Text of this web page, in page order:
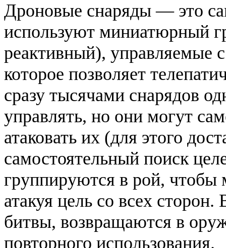
Дроновые снаряды — это
используют миниатюрный
реактивный), управляемые
которое позволяет
сразу тысячами снарядов
управлять, но они могут
атаковать их (для этого
самостоятельный поиск
группируются в рой, чтобы
атакуя цель со всех
битвы, возвращаются в
повторного использования.